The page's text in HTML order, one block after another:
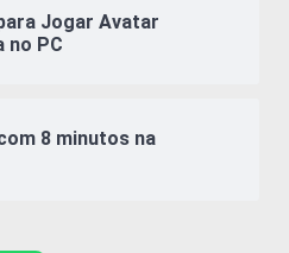
Jogar Avatar
no PC
8 minutos na